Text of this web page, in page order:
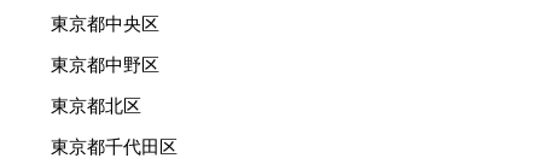
東京都中央区
東京都中野区
東京都北区
東京都千代田区